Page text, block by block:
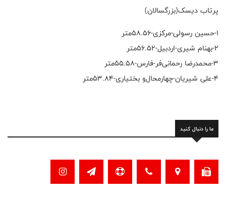
پرتاب دیسک(بزرگسالان)
۱-حسین رسولی-مرکزی-۵۸.۵۶متر
۲-بهنام شیری-اردبیل-۵۶.۵۲متر
۳-محمدرضا رحمانی‌فر-فارس-۵۵.۵۸متر
۴-علی شیریان-چهارمحال‌و بختیاری-۵۳.۸۴متر
ما را دنبال کنید